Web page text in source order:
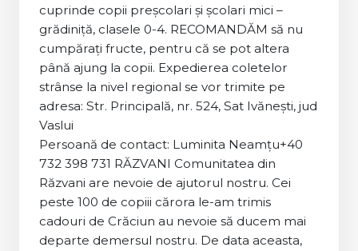
cuprinde copii preșcolari și școlari mici –
grădiniță, clasele 0-4. RECOMANDĂM să nu
cumpărați fructe, pentru că se pot altera
până ajung la copii. Expedierea coletelor
strânse la nivel regional se vor trimite pe
adresa: Str. Principală, nr. 524, Sat Ivănești, jud
Vaslui
Persoană de contact: Luminita Neamțu+40
732 398 731 RĂZVANI Comunitatea din
Răzvani are nevoie de ajutorul nostru. Cei
peste 100 de copiii cărora le-am trimis
cadouri de Crăciun au nevoie să ducem mai
departe demersul nostru. De data aceasta,